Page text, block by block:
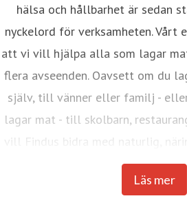
Läs mer
hälsa och hållbarhet är sedan
nyckelord för verksamheten. Vårt
att vi vill hjälpa alla som lagar
flera avseenden. Oavsett om du
själv, till vänner eller familj -
lagar mat - till skolbarn,
vill Findus bidra med naturlig,
varje dag.